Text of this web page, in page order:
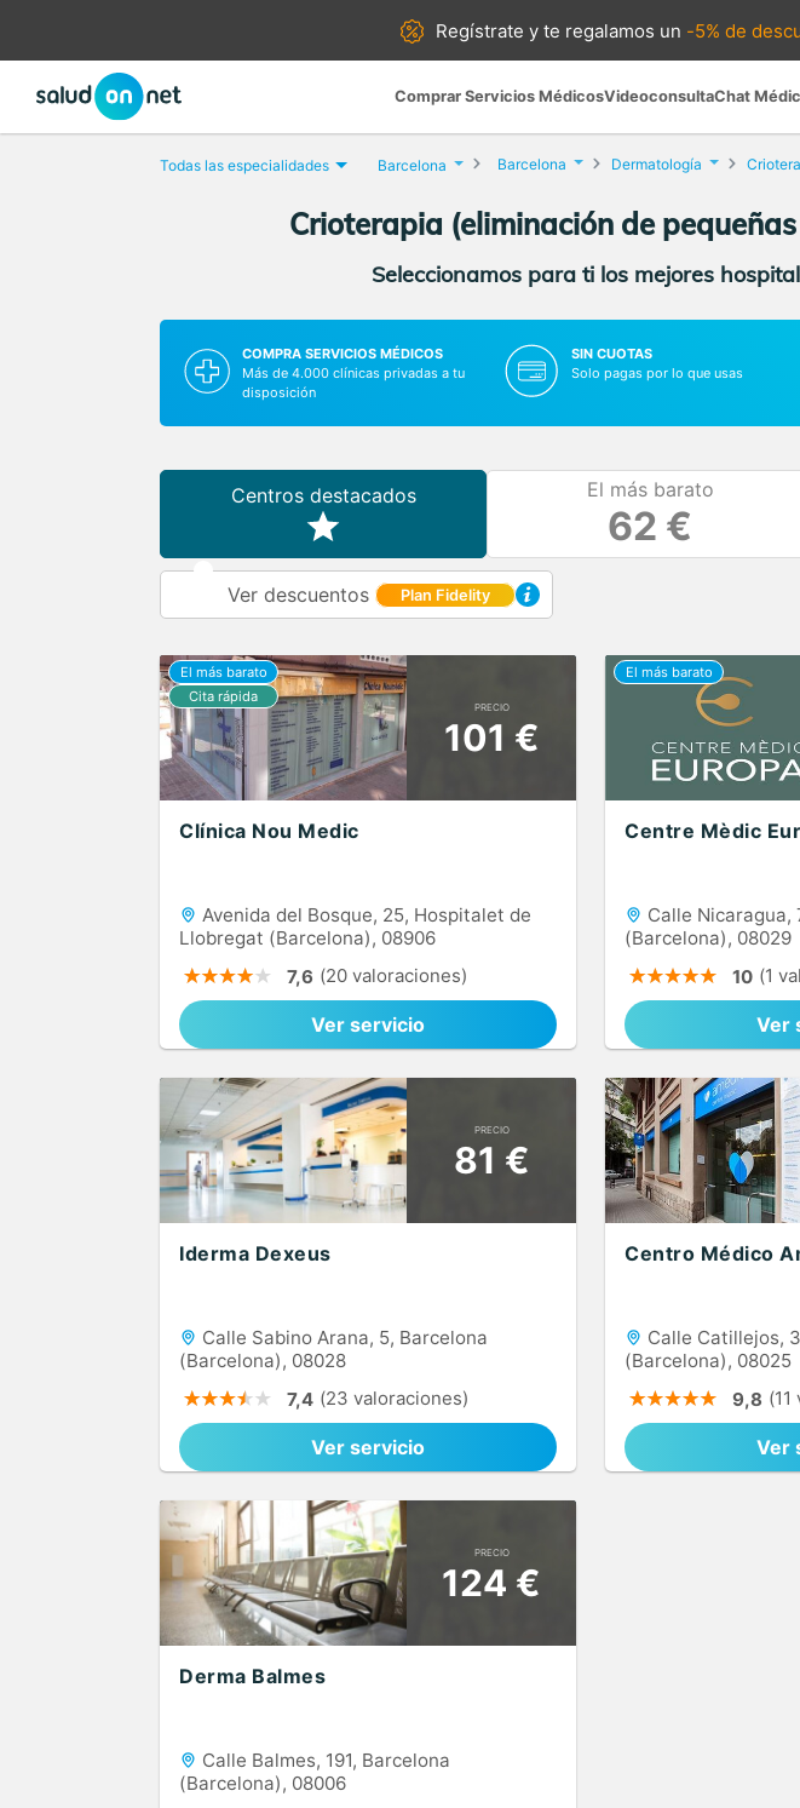
Regístrate yte regalamos un -5% de
Comprar Servicios MédicosVideoconsultaChat
Todas las especialidades Barcelona Barcelona Dermatología
Crioterapia (eliminación de
Seleccionamos para ti los mejores
COMPRA SERVICIOS MÉDICOS
Más de 4.000 clínicas privadas a tu
disposición
SIN CUOTAS
Solo pagas por lo que usas
Centros destacados El más barato
62 €
Ver descuentos Plan Fidelity
PRECIO
101 €
Clínica Nou Medic
Avenida del Bosque, 25, Hospitalet de
Llobregat (Barcelona), 08906
7,6 (20 valoraciones)
Ver servicio
Centre Mèdic
Calle Nicaragua,
(Barcelona), 08029
10 (1
Ver
PRECIO
81 €
Iderma Dexeus
Calle Sabino Arana, 5, Barcelona
(Barcelona), 08028
7,4 (23 valoraciones)
Ver servicio
Centro Médico
Calle Catillejos,
(Barcelona), 08025
9,8
Ver
PRECIO
124 €
Derma Balmes
Calle Balmes, 191, Barcelona
(Barcelona), 08006